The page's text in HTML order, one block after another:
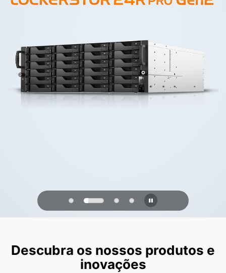
quânticos do futuro
Descubra os nossos produtos e
inovações